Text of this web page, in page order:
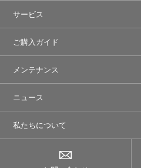
サービス
ご購入ガイド
メンテナンス
ニュース
私たちについて